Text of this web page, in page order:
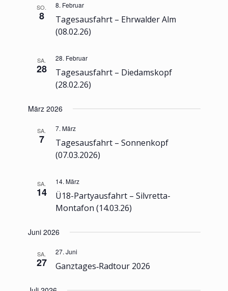
SO.
8
Tagesausfahrt – Ehrwalder Alm
(08.02.26)
8. Februar
SA.
28
Tagesausfahrt – Diedamskopf
(28.02.26)
28. Februar
März 2026
SA.
7
Tagesausfahrt – Sonnenkopf
(07.03.2026)
7. März
SA.
14
Ü18-Partyausfahrt – Silvretta-
Montafon (14.03.26)
14. März
Juni 2026
SA.
27 Ganztages‐Radtour 2026
27. Juni